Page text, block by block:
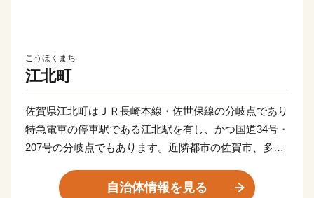
こうほくまち
江北町
佐賀県江北町はＪＲ長崎本線・佐世保線の分岐点であり
特急電車の停車駅である江北駅を有し、かつ国道34号・
207号の分岐点でもあります。近隣都市の佐賀市、多久
ており、九州の主要都市の福岡県福岡市・長崎県長崎
自治体情報を見る